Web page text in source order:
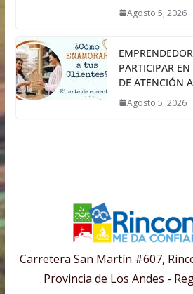
Agosto 5, 2026
PARTICIPAR
DE ATENCIÓN
Agosto 5, 2026
Carretera San Martín #607,
Provincia de Los Andes -